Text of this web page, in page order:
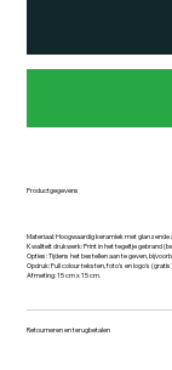
Productgegevens
Materiaal: Hoogwaardig keramiek met glanzende
Kwaliteit drukwerk: Print in het tegeltje gebrand
Opties: Tijdens het bestellen aan te geven,
Opdruk: Full colour teksten, foto's en logo's (gratis).
Afmeting: 15 cm x 15 cm.
Retourneren en terugbetalen